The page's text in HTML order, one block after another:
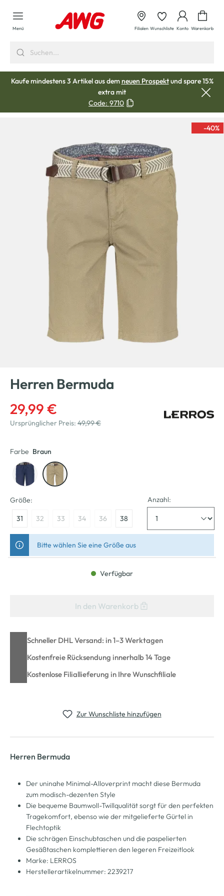
springen
Menü Filialen Wunschliste Konto Warenkorb
Kaufe mindestens 3 Artikel aus demneuen Prospektund spare 15%
extra mit
Code: 9710
-40%
Herren Bermuda
29,99 €
Ursprünglicher Preis: 49,99 €
Farbe Braun
Größe:
31 32 33 34 36 38
Anzahl:
Bitte wählen Sie eine Größe aus
Verfügbar
In den Warenkorb
Schneller DHL Versand: in 1–3 Werktagen
Kostenfreie Rücksendung innerhalb 14 Tage
Kostenlose Filiallieferung in Ihre Wunschfiliale
Zur Wunschliste hinzufügen
Herren Bermuda
Der uninahe Minimal-Alloverprint macht diese Bermuda
zum modisch-dezenten Style
Die bequeme Baumwoll-Twillqualität sorgt für den perfekten
Tragekomfort, ebenso wie der mitgelieferte Gürtel in
Flechtoptik
Die schrägen Einschubtaschen und die paspelierten
Gesäßtaschen komplettieren den legeren Freizeitlook
Marke: LERROS
Herstellerartikelnummer: 2239217